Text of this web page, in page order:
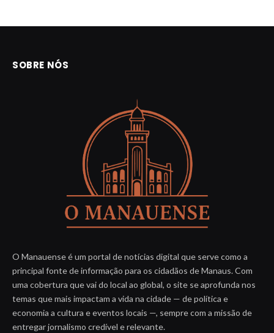
SOBRE NÓS
O Manauense é um portal de notícias digital que serve como a
principal fonte de informação para os cidadãos de Manaus. Com
uma cobertura que vai do local ao global, o site se aprofunda nos
temas que mais impactam a vida na cidade — de política e
economia a cultura e eventos locais —, sempre com a missão de
entregar jornalismo credível e relevante.